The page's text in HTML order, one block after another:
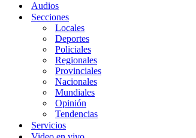
Audios
Secciones
Locales
Deportes
Policiales
Regionales
Provinciales
Nacionales
Mundiales
Opinión
Tendencias
Servicios